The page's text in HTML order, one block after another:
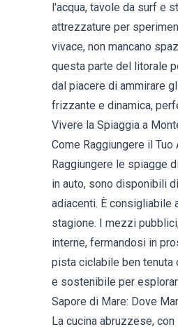
l'acqua, tavole da surf e
attrezzature per
vivace, non mancano
questa parte del litorale
dal piacere di ammirare
frizzante e dinamica,
Vivere la Spiaggia a
Come Raggiungere il Tuo
Raggiungere le spiagge
in auto, sono disponibili
adiacenti. È consigliabile
stagione. I mezzi
interne, fermandosi in
pista ciclabile ben tenuta
e sostenibile per
Sapore di Mare: Dove
La cucina abruzzese,